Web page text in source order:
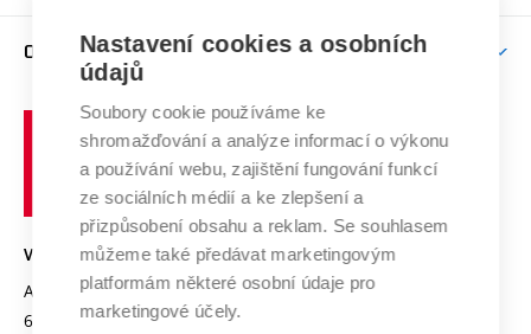
E-přihláška
Závěrečné práce
Doktorské studium
Studium bez bariér
Podpora podnikání
Mezinárodní vědecká rada
Systém zajišťování kvality výzkumu
Výzkumné infrastruktury
Transfer znalostí
Open Science
Projekty
Projekty ze strukturálních fondů
Firemní spolupráce
Zahraniční spolupráce
Spolupráce se školami
Mezinárodní dohody
Univerzitní sítě
O UNIVERZITĚ
Profil univerzity
Udržitelná univerzita
Podnikavá univerzita / ContriBUTe
Bezpečná univerzita
Vyznamenání
Organizační struktura
učení
technické
Brně
VYSOKÉ UČENÍ TECHNICKÉ V BRNĚ
Antonínská 548/1
602 00 Brno
www.vut.cz
vut@vutbr.cz
Nastavení cookies a osobních
údajů
Soubory cookie používáme ke
shromažďování a analýze informací o výkonu
a používání webu, zajištění fungování funkcí
ze sociálních médií a ke zlepšení a
přizpůsobení obsahu a reklam. Se souhlasem
můžeme také předávat marketingovým
platformám některé osobní údaje pro
marketingové účely.